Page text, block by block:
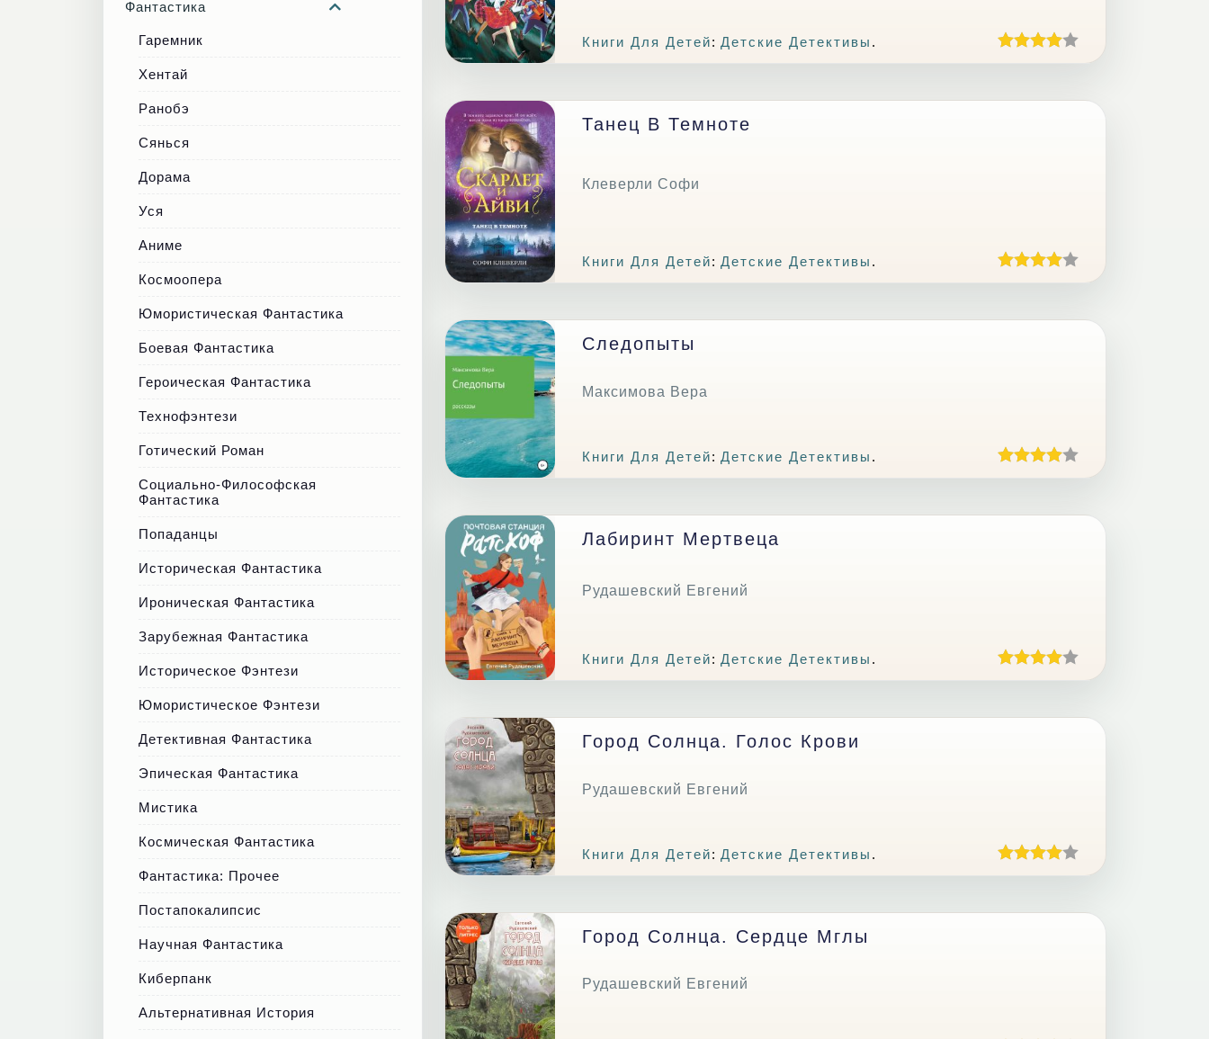
Книги Для Детей: Детские Детективы .
Танец В Темноте
Клеверли Софи
Книги Для Детей: Детские Детективы .
Следопыты
Максимова Вера
Книги Для Детей: Детские Детективы .
Лабиринт Мертвеца
Рудашевский Евгений
Книги Для Детей: Детские Детективы .
Город Солнца. Голос Крови
Рудашевский Евгений
Книги Для Детей: Детские Детективы .
Город Солнца. Сердце Мглы
Рудашевский Евгений
Фантастика
Гаремник
Хентай
Ранобэ
Сянься
Дорама
Уся
Аниме
Космоопера
Юмористическая Фантастика
Боевая Фантастика
Героическая Фантастика
Технофэнтези
Готический Роман
Социально-Философская
Фантастика
Попаданцы
Историческая Фантастика
Ироническая Фантастика
Зарубежная Фантастика
Историческое Фэнтези
Юмористическое Фэнтези
Детективная Фантастика
Эпическая Фантастика
Мистика
Космическая Фантастика
Фантастика: Прочее
Постапокалипсис
Научная Фантастика
Киберпанк
Альтернативная История